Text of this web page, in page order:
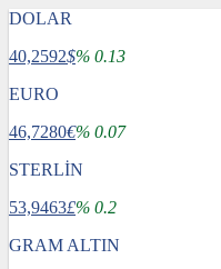
DOLAR
40,2592$% 0.13
EURO
46,7280€% 0.07
STERLİN
53,9463£% 0.2
GRAM ALTIN